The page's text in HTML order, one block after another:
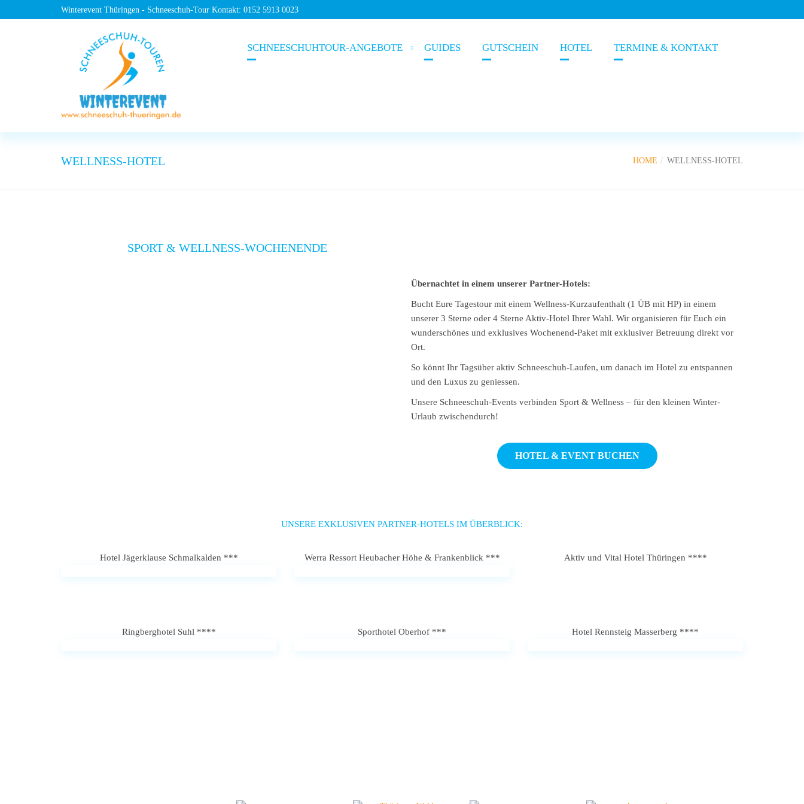
Winterevent Thüringen - Schneeschuh-Tour Kontakt: 0152 5913 0023
SCHNEESCHUHTOUR-ANGEBOTE GUIDES GUTSCHEIN HOTEL TERMINE & KONTAKT
WELLNESS-HOTEL HOME WELLNESS-HOTEL
SPORT & WELLNESS-WOCHENENDE
Übernachtet in einem unserer Partner-Hotels:
Bucht Eure Tagestour mit einem Wellness-Kurzaufenthalt (1 ÜB mit HP) in einem
unserer 3 Sterne oder 4 Sterne Aktiv-Hotel Ihrer Wahl. Wir organisieren für Euch ein
wunderschönes und exklusives Wochenend-Paket mit exklusiver Betreuung direkt vor
Ort.
So könnt Ihr Tagsüber aktiv Schneeschuh-Laufen, um danach im Hotel zu entspannen
und den Luxus zu geniessen.
Unsere Schneeschuh-Events verbinden Sport & Wellness – für den kleinen Winter-
Urlaub zwischendurch!
HOTEL & EVENT BUCHEN
UNSERE EXKLUSIVEN PARTNER-HOTELS IM ÜBERBLICK:
Hotel Jägerklause Schmalkalden *** Werra Ressort Heubacher Höhe & Frankenblick *** Aktiv und Vital Hotel Thüringen ****
Ringberghotel Suhl **** Sporthotel Oberhof *** Hotel Rennsteig Masserberg ****